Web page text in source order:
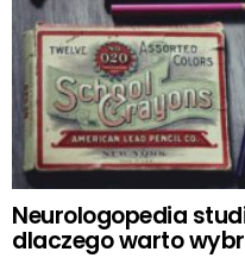
Neurologopedia
dlaczego warto